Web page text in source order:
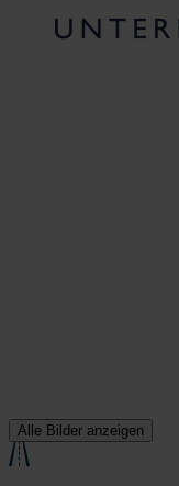
Alle Bilder anzeigen